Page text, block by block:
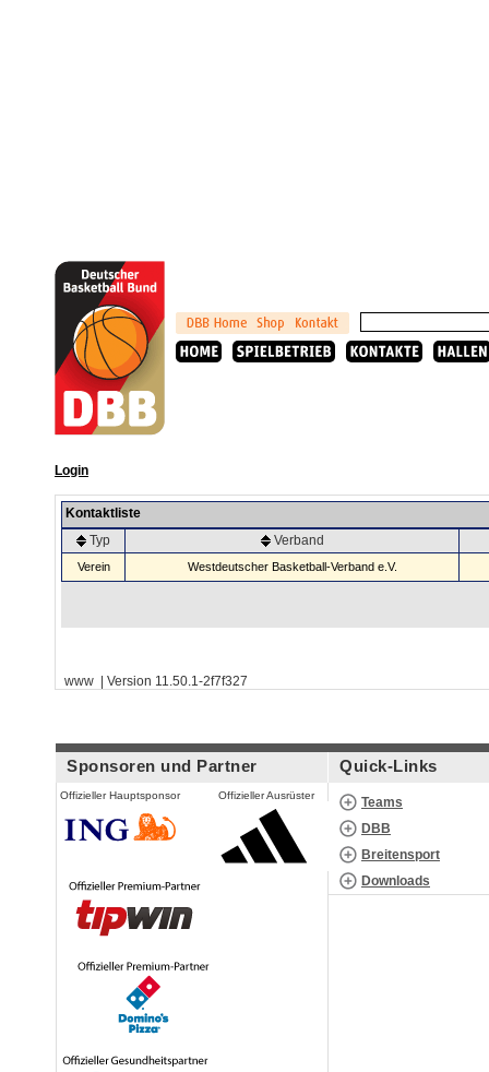
Login
Kontaktliste
Typ
Verband
Verein Westdeutscher Basketball-Verband e.V.
www | Version 11.50.1-2f7f327
Sponsoren und Partner
Offizieller Hauptsponsor Offizieller Ausrüster
Quick-Links
Teams
DBB
Breitensport
Downloads